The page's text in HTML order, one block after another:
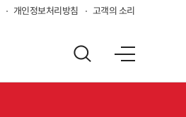
개인정보처리방침 고객의 소리